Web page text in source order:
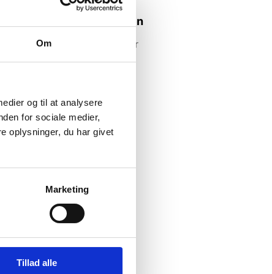
Om
og til at analysere
for sociale medier,
oplysninger, du har givet
Marketing
Tillad alle
Webshoppen
Alle produkter